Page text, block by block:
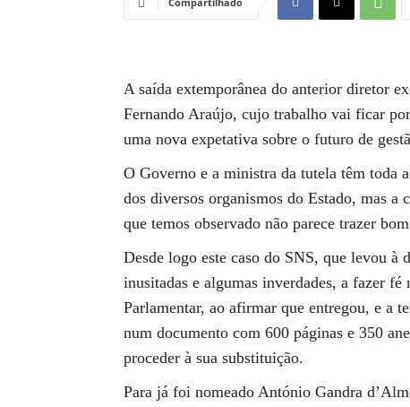
A saída extemporânea do anterior diretor
Fernando Araújo, cujo trabalho vai ficar
uma nova expetativa sobre o futuro de
O Governo e a ministra da tutela têm toda
dos diversos organismos do Estado, mas a
que temos observado não parece trazer
Desde logo este caso do SNS, que levou à
inusitadas e algumas inverdades, a fazer
Parlamentar, ao afirmar que entregou, e a
num documento com 600 páginas e 350
proceder à sua substituição.
Para já foi nomeado António Gandra